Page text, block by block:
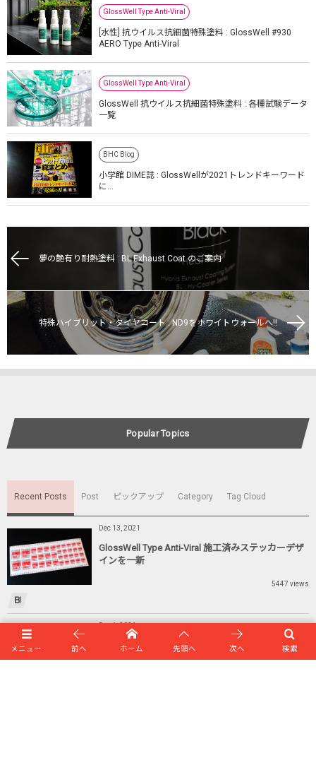
GlossWell Type Anti-Viral
[水性] 抗ウイルス抗細菌特殊塗料 : GlossWell #930
AERO Type Anti-Viral
GlossWell Type Anti-Viral
GlossWell 抗ウイルス抗細菌特殊塗料 : 各種試験データ
一覧
BHC Blog
小学館 DIME誌 : GlossWellが2021トレンドキーワード
に…
夢の艶有り耐熱塗料 : BL Exhaust Coat のご案内
特殊ハイブリット・タイヤコート : ND9をホワイトウォールへ!!
Popular Topics
Recent Posts Post ピックアップ Category Tag Cloud
Dec 13, 2021
GlossWell Type Anti-Viral 施工済みステッカーデザ
インを一新
5447 views
Dec 1, 2021
オミクロン株対策 : 空調機フィルターへの抗ウイル
ス対策
メニュー 検索
前へ ホーム 先頭へ 次へ